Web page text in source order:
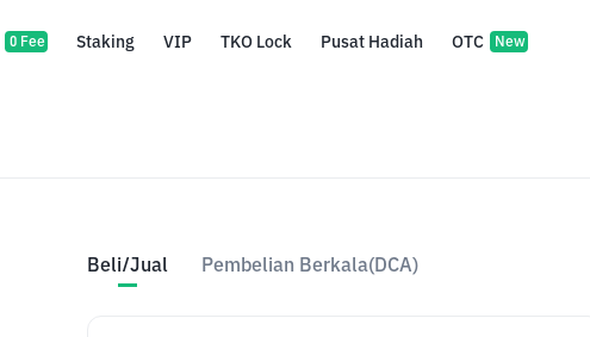
0 Fee Staking VIP TKO Lock Pusat Hadiah OTC New
Beli/Jual Pembelian Berkala(DCA)